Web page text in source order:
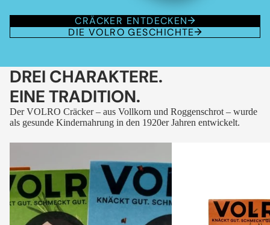
CRÄCKER ENTDECKEN
DIE VOLRO GESCHICHTE
DREI CHARAKTERE.
EINE TRADITION.
Der VOLRO Cräcker – aus Vollkorn und Roggenschrot – wurde
als gesunde Kindernahrung in den 1920er Jahren entwickelt.
FLEURS
DES
ALPES
KÜMMEL